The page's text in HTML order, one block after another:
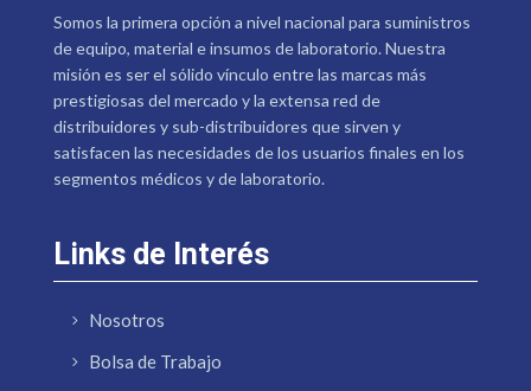
Somos la primera opción a nivel nacional para suministros
de equipo, material e insumos de laboratorio. Nuestra
misión es ser el sólido vínculo entre las marcas más
prestigiosas del mercado y la extensa red de
distribuidores y sub-distribuidores que sirven y
satisfacen las necesidades de los usuarios finales en los
segmentos médicos y de laboratorio.
Links de Interés
Nosotros
Bolsa de Trabajo